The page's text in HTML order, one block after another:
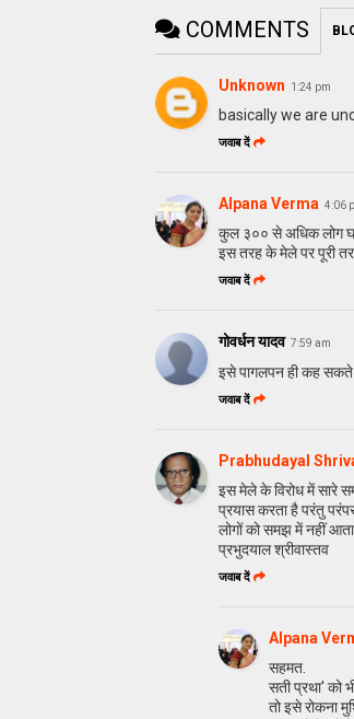
COMMENTS
Unknown 1:24 pm
basically we are
जवाब दें
Alpana Verma 4:06
कुल ३०० से अधिक लोग
इस तरह के मेले पर पूरी
जवाब दें
गोवर्धन यादव 7:59 am
इसे पागलपन ही कह सकते
जवाब दें
Prabhudayal
इस मेले के विरोध में सारे
प्रयास करता है परंतु
लोगों को समझ में नहीं
प्रभुदयाल श्रीवास्तव‌
जवाब दें
Alpana
सहमत.
सती प्रथा' को
तो इसे रोकना